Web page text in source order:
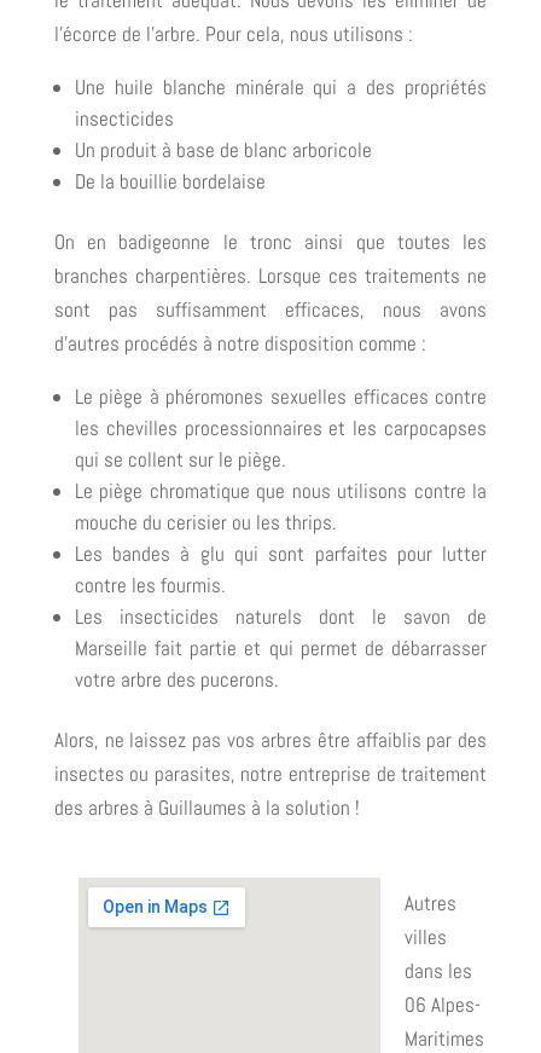
l’écorce de l’arbre. Pour cela, nous utilisons :
Une huile blanche minérale qui a des propriétés
insecticides
Un produit à base de blanc arboricole
De la bouillie bordelaise
On en badigeonne le tronc ainsi que toutes les
branches charpentières. Lorsque ces traitements ne
sont pas suffisamment efficaces, nous avons
d’autres procédés à notre disposition comme :
Le piège à phéromones sexuelles efficaces contre
les chevilles processionnaires et les carpocapses
qui se collent sur le piège.
Le piège chromatique que nous utilisons contre la
mouche du cerisier ou les thrips.
Les bandes à glu qui sont parfaites pour lutter
contre les fourmis.
Les insecticides naturels dont le savon de
Marseille fait partie et qui permet de débarrasser
votre arbre des pucerons.
Alors, ne laissez pas vos arbres être affaiblis par des
insectes ou parasites, notre entreprise de traitement
des arbres à Guillaumes à la solution !
Autres
villes
dans les
06 Alpes-
Maritimes